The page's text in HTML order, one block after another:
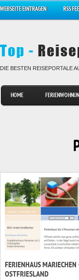
WEBSEITE EINTRAGEN RSS
DIE BESTEN REISEPORTALE
HOME
FERIENHAUS
OSTFRIESLAND